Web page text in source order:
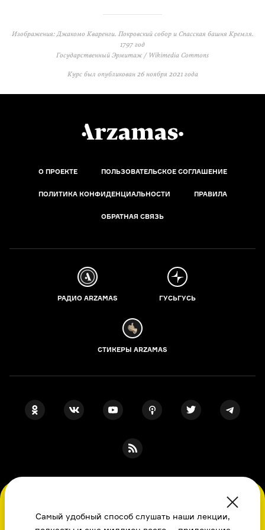
Во время посещения сайта вы соглашаетесь
с использованием нами файлов
Самый удобный способ слушать наши лекции,
Изображения: Джакомо Кваренги. Покровский собор и Спасская башня Кремля.
1797 год
Государственный Эрмитаж / Wikimedia Commons
Курс был опубликован 26 ноября 2021 года
О ПРОЕКТЕ ПОЛЬЗОВАТЕЛЬСКОЕ СОГЛАШЕНИЕ
ПОЛИТИКА КОНФИДЕНЦИАЛЬНОСТИ ПРАВИЛА
ОБРАТНАЯ СВЯЗЬ
РАДИО ARZAMAS ГУСЬГУСЬ
СТИКЕРЫ ARZAMAS